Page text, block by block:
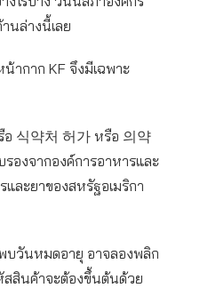
นล่างนี้เลย
ากาก KF จึงมีเฉพาะ
식약처 허가 หรือ 의약
องจากองค์การอาหารและ
ละยาของสหรัฐอเมริกา
วันหมดอายุ อาจลองพลิก
สสินค้าจะต้องขึ้นต้นด้วย